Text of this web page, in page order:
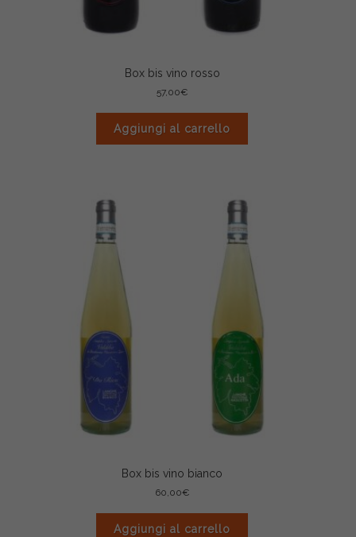
Box bis vino rosso
57,00€
Aggiungi al carrello
Box bis vino bianco
60,00€
Aggiungi al carrello